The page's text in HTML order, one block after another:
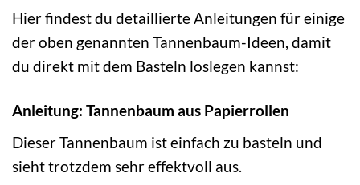
Hier findest du detaillierte Anleitungen für einige
der oben genannten Tannenbaum-Ideen, damit
du direkt mit dem Basteln loslegen kannst:
Anleitung: Tannenbaum aus Papierrollen
Dieser Tannenbaum ist einfach zu basteln und
sieht trotzdem sehr effektvoll aus.